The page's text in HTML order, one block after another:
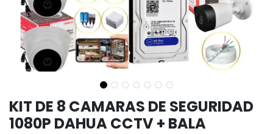
KIT DE 8 CAMARAS DE SEGURIDAD
1080P DAHUA CCTV + BALA